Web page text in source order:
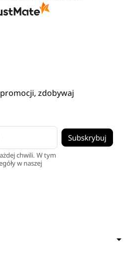
zdobywaj
chwili. W tym
w naszej
arrow_drop_down